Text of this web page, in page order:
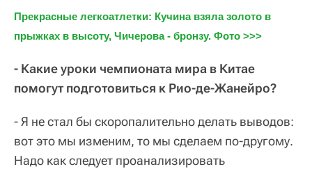
Прекрасные легкоатлетки: Кучина взяла золото в
прыжках в высоту, Чичерова - бронзу. Фото >>>
- Какие уроки чемпионата мира в Китае
помогут подготовиться к Рио-де-Жанейро?
- Я не стал бы скоропалительно делать выводов:
вот это мы изменим, то мы сделаем по-другому.
Надо как следует проанализировать